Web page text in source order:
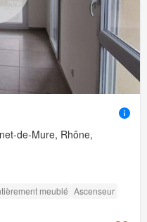
de-Mure, Rhône,
meublé Ascenseur